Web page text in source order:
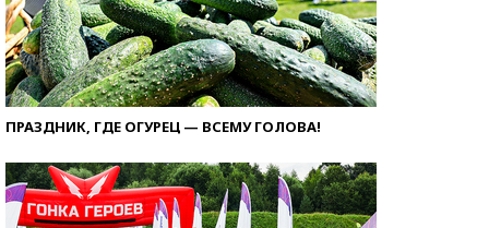
ПРАЗДНИК, ГДЕ ОГУРЕЦ — ВСЕМУ ГОЛОВА!